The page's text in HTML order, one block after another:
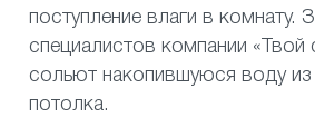
поступление влаги в комнату.
специалистов компании «Твой
сольют накопившуюся воду из
потолка.